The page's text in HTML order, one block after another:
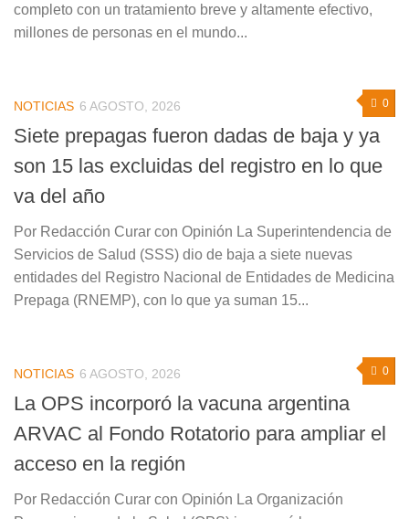
completo con un tratamiento breve y altamente efectivo,
millones de personas en el mundo...
0
NOTICIAS 6 AGOSTO, 2026
Siete prepagas fueron dadas de baja y ya
son 15 las excluidas del registro en lo que
va del año
Por Redacción Curar con Opinión La Superintendencia de
Servicios de Salud (SSS) dio de baja a siete nuevas
entidades del Registro Nacional de Entidades de Medicina
Prepaga (RNEMP), con lo que ya suman 15...
0
NOTICIAS 6 AGOSTO, 2026
La OPS incorporó la vacuna argentina
ARVAC al Fondo Rotatorio para ampliar el
acceso en la región
Por Redacción Curar con Opinión La Organización